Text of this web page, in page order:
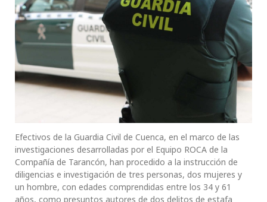
Efectivos de la Guardia Civil de Cuenca, en el marco de las
investigaciones desarrolladas por el Equipo ROCA de la
Compañía de Tarancón, han procedido a la instrucción de
diligencias e investigación de tres personas, dos mujeres y
un hombre, con edades comprendidas entre los 34 y 61
años, como presuntos autores de dos delitos de estafa